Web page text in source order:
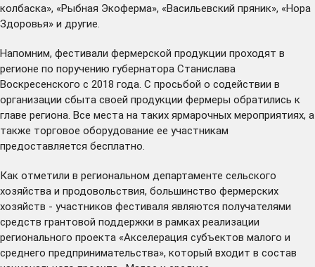
колбаска», «Рыбная Экоферма», «Васильевский пряник», «Нора
Здоровья» и другие.
Напомним, фестивали фермерской продукции проходят в
регионе по поручению губернатора Станислава
Воскресенского с 2018 года. С просьбой о содействии в
организации сбыта своей продукции фермеры обратились к
главе региона. Все места на таких ярмарочных мероприятиях, а
также торговое оборудование ее участникам
предоставляется бесплатно.
Как отметили в региональном департаменте сельского
хозяйства и продовольствия, большинство фермерских
хозяйств - участников фестиваля являются получателями
средств грантовой поддержки в рамках реализации
регионального проекта «Акселерация субъектов малого и
среднего предпринимательства», который входит в состав